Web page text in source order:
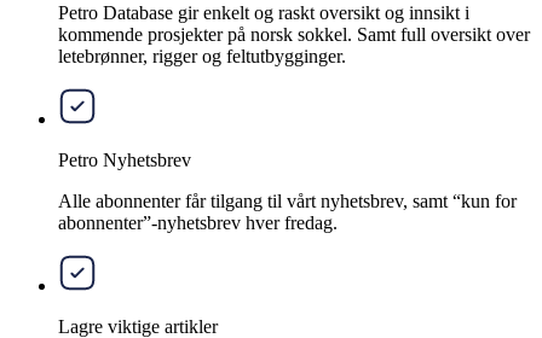
Petro Database gir enkelt og raskt oversikt og innsikt i
kommende prosjekter på norsk sokkel. Samt full oversikt over
letebrønner, rigger og feltutbygginger.
Petro Nyhetsbrev
Alle abonnenter får tilgang til vårt nyhetsbrev, samt “kun for
abonnenter”-nyhetsbrev hver fredag.
Lagre viktige artikler